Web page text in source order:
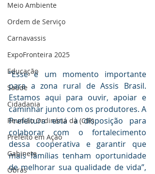
Meio Ambiente
Ordem de Serviço
Carnavassis
ExpoFronteira 2025
Educação
Saúde
Cidadania
Reunião Ordinária da (CIR)
Prefeito em Ação
Gabinete
Obras
“Esse é um momento importante
para a zona rural de Assis Brasil.
Estamos aqui para ouvir, apoiar e
caminhar junto com os produtores. A
Prefeitura está à disposição para
colaborar com o fortalecimento
dessa cooperativa e garantir que
mais famílias tenham oportunidade
de melhorar sua qualidade de vida”,